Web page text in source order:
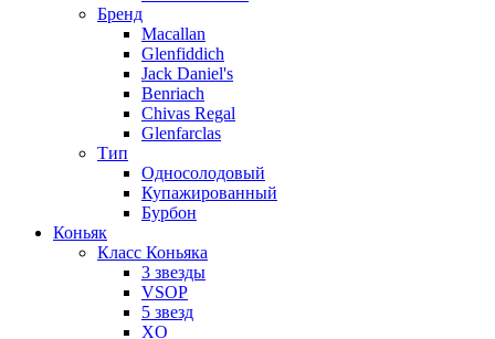
Бренд
Macallan
Glenfiddich
Jack Daniel's
Benriach
Chivas Regal
Glenfarclas
Тип
Односолодовый
Купажированный
Бурбон
Коньяк
Класс Коньяка
3 звезды
VSOP
5 звезд
XO